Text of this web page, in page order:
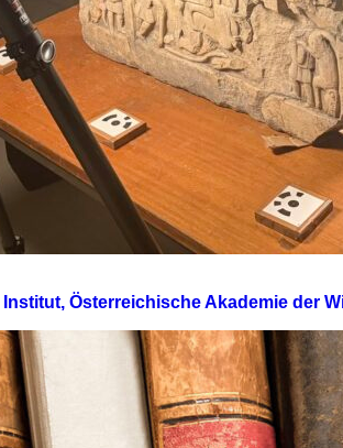
Österreichische Akademie der